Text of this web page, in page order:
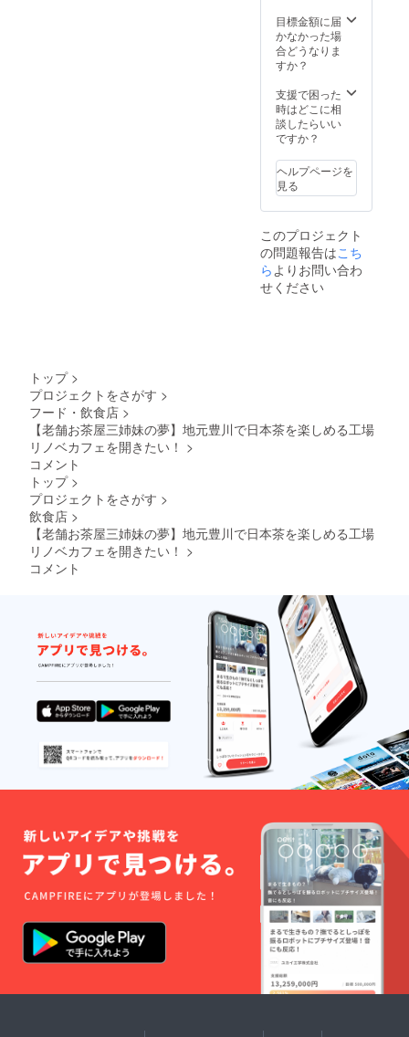
能で
す。 ・
カフェ
掲載
※掲載期
間に限
りはご
せん。
時、必
ず備考
欄にご
希望の
お名前
をご記
入くだ
ンボト
ル1本
(内容
量：
※ス
モー
キーグ
リーン/
キーピ
ンクの
どちら
かを選
す。
目標金額に届
かなかった場
合どうなりま
すか？
支援で困った
時はどこに相
談したらいい
ですか？
ヘルプページを
見る
このプロジェクト
の問題報告はこち
ら よりお問い合わ
せください
トップ >
プロジェクトをさがす >
フード・飲食店 >
【老舗お茶屋三姉妹の夢】地元豊川で日本茶を楽しめる工場
リノベカフェを開きたい！ >
コメント
トップ >
プロジェクトをさがす >
飲食店 >
【老舗お茶屋三姉妹の夢】地元豊川で日本茶を楽しめる工場
リノベカフェを開きたい！ >
コメント